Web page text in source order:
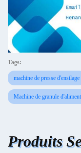
Tags:
machine de presse d'ensilage
Machine de granule
Produits